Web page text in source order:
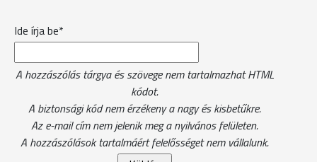
Ide írja be*
A hozzászólás tárgya és szövege nem tartalmazhat HTML
kódot.
A biztonsági kód nem érzékeny a nagy és kisbetűkre.
Az e-mail cím nem jelenik meg a nyilvános felületen.
A hozzászólások tartalmáért felelősséget nem vállalunk.